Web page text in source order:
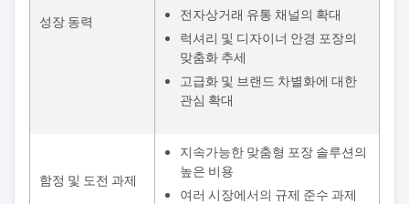
성장 동력
전자상거래 유통 채널의 확대
럭셔리 및 디자이너 안경 포장의
맞춤화 추세
고급화 및 브랜드 차별화에 대한
관심 확대
함정 및 도전 과제
지속가능한 맞춤형 포장 솔루션의
높은 비용
여러 시장에서의 규제 준수 과제